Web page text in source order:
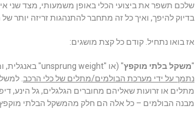
שלכם תשפר את ביצועי הכלי באופן משמעותי, מצד שני
בדיוק להיפך, ואיך כל זה מתחבר להתנהגות זריזה יותר
אז בואו נתחיל. קודם כל קצת מושגים:
"משקל בלתי מוקפץ" (או "unsprung weight" באנגלית, ומלשון "קפיץ" בעברית) הוא
נתמך על ידי מערכת הבולמים/מתלים של כלי הרכב .
מתלים או זרועות שאליהם מחוברים הגלגלים, גל הינע,
מבנה הבולמים – כל אלה הם חלק מהמשקל הבלתי